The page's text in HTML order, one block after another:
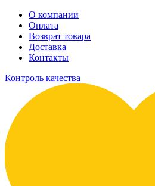
О компании
Оплата
Возврат товара
Доставка
Контакты
Контроль качества